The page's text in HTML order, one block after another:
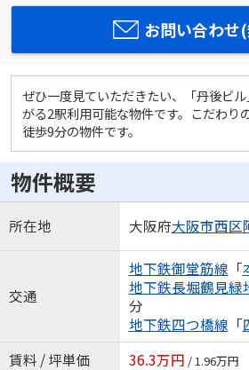
お問い合わせ
ぜひ一度見ていただきたい、「丹後ビ
がる2駅利用可能な物件です。こだわり
徒歩9分の物件です。
物件概要
所在地 大阪府大阪市西区
交通
地下鉄御堂筋線 「
地下鉄長堀鶴見緑
分
地下鉄四つ橋線 「
賃料 / 坪単価
36.3万円 / 1.96万円